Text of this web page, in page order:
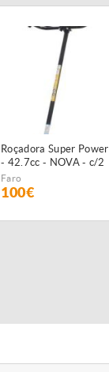
Roçadora Super Power
- 42.7cc - NOVA - c/2
anos de GARANTIA
Faro
100€